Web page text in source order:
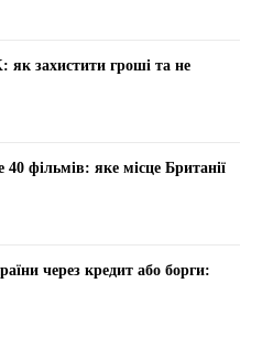
як захистити гроші та не
фільмів: яке місце Британії
через кредит або борги: